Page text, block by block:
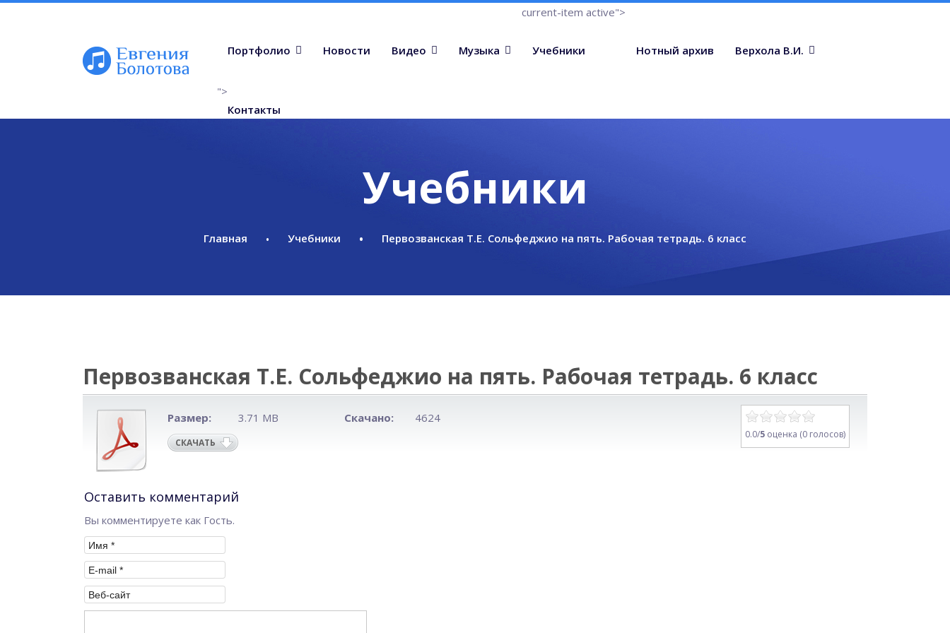
Портфолио Новости Видео Музыка
current-item active">
Учебники Нотный архив Верхола В.И.
">
Контакты
Учебники
Главная Учебники Первозванская Т.Е. Сольфеджио на пять. Рабочая тетрадь. 6 класс
Первозванская Т.Е. Сольфеджио на пять. Рабочая тетрадь. 6 класс
0.0/5 оценка (0 голосов)
Размер: 3.71 MB Скачано: 4624
СКАЧАТЬ
Оставить комментарий
Вы комментируете как Гость.